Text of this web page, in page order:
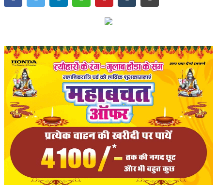
दुर्ग संभाग
राष्ट्रीय
खेल
राज्य
व्यापार
संपादकीय
रोजगार